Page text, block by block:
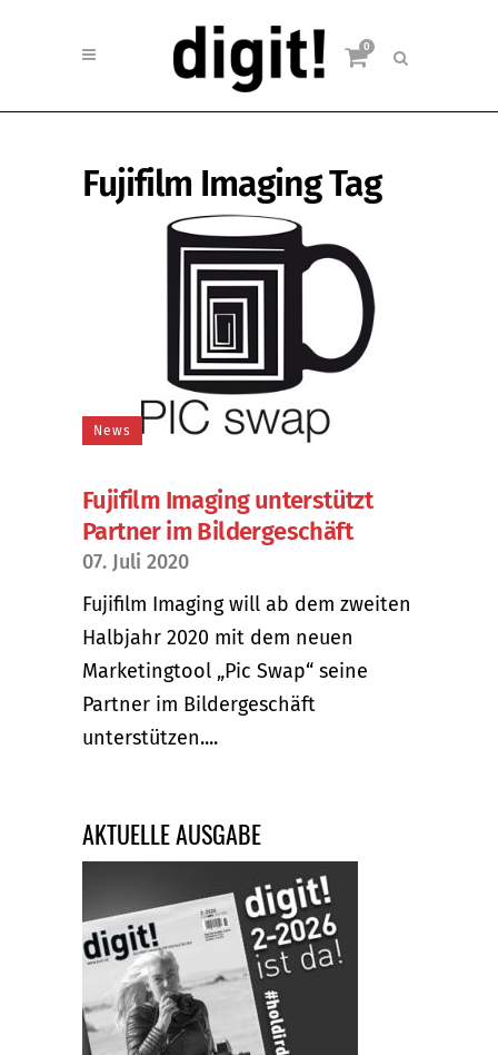
0
Fujifilm Imaging Tag
News
Fujifilm Imaging unterstützt
Partner im Bildergeschäft
07. Juli 2020
Fujifilm Imaging will ab dem zweiten
Halbjahr 2020 mit dem neuen
Marketingtool „Pic Swap“ seine
Partner im Bildergeschäft
unterstützen....
AKTUELLE AUSGABE